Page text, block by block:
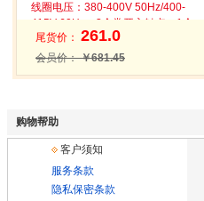
线圈电压：380-400V 50Hz/400-
415V 60Hz，3个常开主触点，1个
常开辅助触点，1个常闭辅助触点
尾货价： 261.0
会员价：￥681.45
购物帮助
客户须知
服务条款
隐私保密条款